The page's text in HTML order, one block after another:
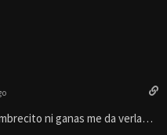
ni ganas me da verla…